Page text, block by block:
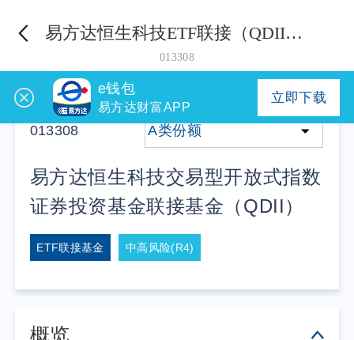
易方达恒生科技ETF联接（QDII）A
013308
013308 A类份额
易方达恒生科技交易型开放式指数
证券投资基金联接基金（QDII）
ETF联接基金 中高风险(R4)
概览
e钱包
易方达财富APP
立即下载